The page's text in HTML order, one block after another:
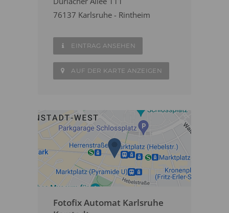
76137 Karlsruhe - Rintheim
EINTRAG ANSEHEN
AUF DER KARTE ANZEIGEN
Fotofix Automat Karlsruhe